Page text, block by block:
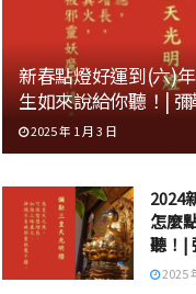
新春點燈好運到(六)
生如來說給你聽！|
2025 年 1 月 3 日
2024
怎麼
聽！|
2025